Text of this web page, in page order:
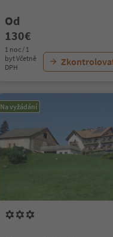
Od
130€
1 noc / 1
byt Včetně
DPH
Na vyžádání